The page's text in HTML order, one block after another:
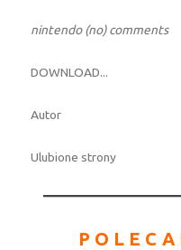
nintendo (no) comments
DOWNLOAD...
Autor
Ulubione strony